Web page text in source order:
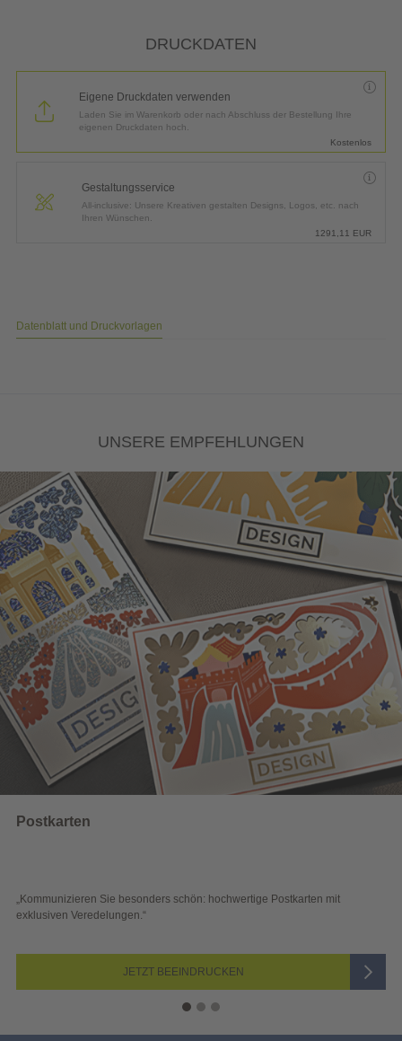
DRUCKDATEN
Eigene Druckdaten verwenden
Laden Sie im Warenkorb oder nach Abschluss der Bestellung Ihre
eigenen Druckdaten hoch.
Kostenlos
Gestaltungsservice
All-inclusive: Unsere Kreativen gestalten Designs, Logos, etc. nach
Ihren Wünschen.
1291,11 EUR
Datenblatt und Druckvorlagen
UNSERE EMPFEHLUNGEN
Postkarten mit
„Sichtbar und wirkungsvoll – mit plakativer
JETZT AUSWÄHLEN